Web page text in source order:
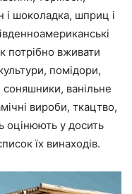
і шоколадка, шприц і
потрібно вживати
помідори,
ванільне
вироби, ткацтво,
оцінюють у досить
їх винаходів.